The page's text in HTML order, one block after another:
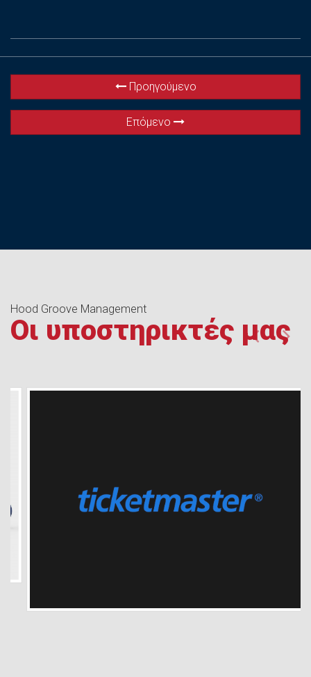
Προηγούμενο
Επόμενο
Hood Groove Management
Οι υποστηρικτές μας